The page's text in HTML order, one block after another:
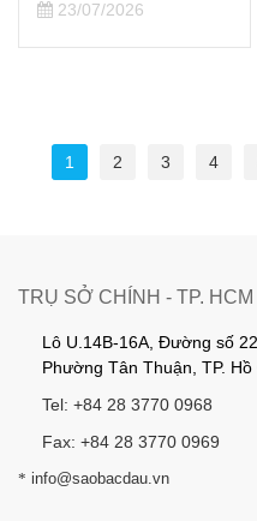
1 2 3 4
TRỤ SỞ CHÍNH - TP. HCM
Lô U.14B-16A, Đường số
Phường Tân Thuận, TP. Hồ
Tel: +84 28 3770 0968
Fax: +84 28 3770 0969
* info@saobacdau.vn